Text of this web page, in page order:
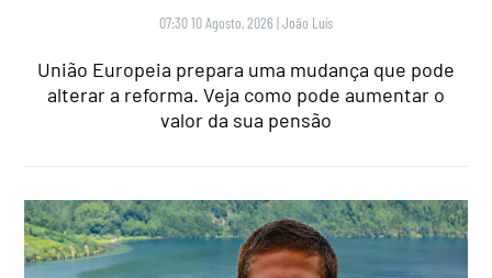
07:30 10 Agosto, 2026 |João Luís
União Europeia prepara uma mudança que pode
alterar a reforma. Veja como pode aumentar o
valor da sua pensão